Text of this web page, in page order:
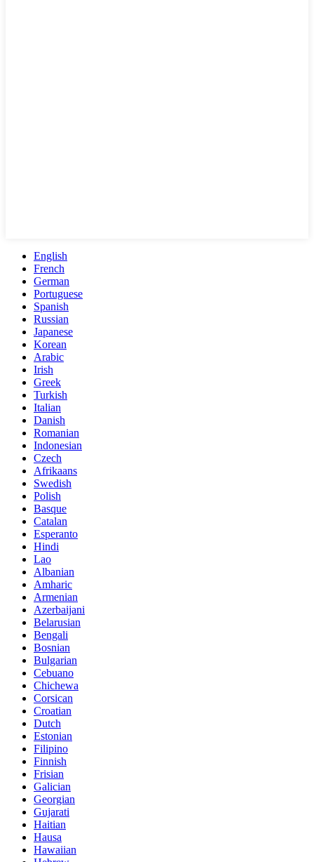
English
French
German
Portuguese
Spanish
Russian
Japanese
Korean
Arabic
Irish
Greek
Turkish
Italian
Danish
Romanian
Indonesian
Czech
Afrikaans
Swedish
Polish
Basque
Catalan
Esperanto
Hindi
Lao
Albanian
Amharic
Armenian
Azerbaijani
Belarusian
Bengali
Bosnian
Bulgarian
Cebuano
Chichewa
Corsican
Croatian
Dutch
Estonian
Filipino
Finnish
Frisian
Galician
Georgian
Gujarati
Haitian
Hausa
Hawaiian